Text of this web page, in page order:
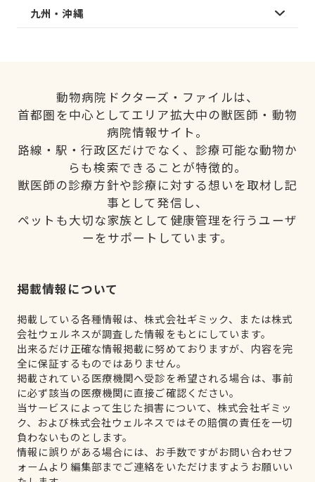
九州・沖縄
動物病院ドクターズ・ファイルは、
首都圏を中心としてエリア拡大中の獣医師・動物
病院情報サイト。
路線・駅・行政区だけでなく、診療可能な動物か
らも検索できることが特徴的。
獣医師の診療方針や診療に対する想いを取材し記
事として発信し、
ペットも大切な家族として健康管理を行うユーザ
ーをサポートしています。
掲載情報について
掲載している各種情報は、株式会社ギミック、または株式
会社ウェルネスが調査した情報をもとにしています。
出来るだけ正確な情報掲載に努めておりますが、内容を完
全に保証するものではありません。
掲載されている医療機関へ受診を希望される場合は、事前
に必ず該当の医療機関に直接ご確認ください。
当サービスによって生じた損害について、株式会社ギミッ
ク、および株式会社ウェルネスではその賠償の責任を一切
負わないものとします。
情報に誤りがある場合には、お手数ですがお問い合わせフ
ォームより編集部までご連絡をいただけますようお願いい